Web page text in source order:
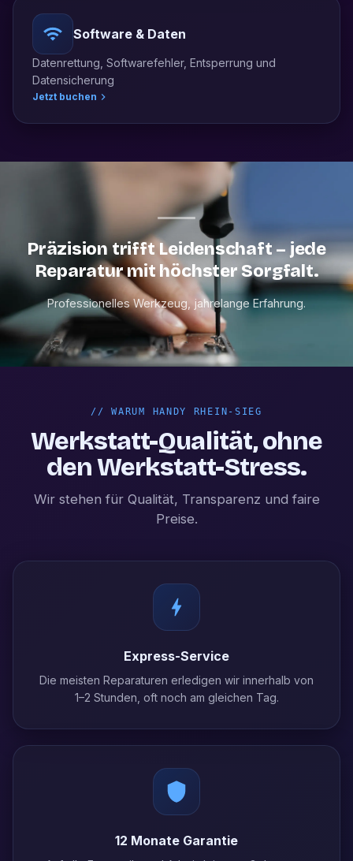
Software & Daten
Datenrettung, Softwarefehler, Entsperrung und
Datensicherung
Jetzt buchen
Präzision trifft Leidenschaft – jede
Reparatur mit höchster Sorgfalt.
Professionelles Werkzeug, jahrelange Erfahrung.
//WARUM HANDY RHEIN-SIEG
Werkstatt-Qualität, ohne
den Werkstatt-Stress.
Wir stehen für Qualität, Transparenz und faire
Preise.
Express-Service
Die meisten Reparaturen erledigen wir innerhalb von
1–2 Stunden, oft noch am gleichen Tag.
12 Monate Garantie